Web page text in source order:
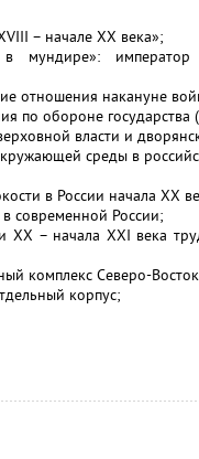
– начале XX века»;
мундире»:
отношения накануне
по обороне государства
власти и
среды в
в России начала ХХ
современной России;
ХХ – начала ХХI века
комплекс Северо-
корпус;